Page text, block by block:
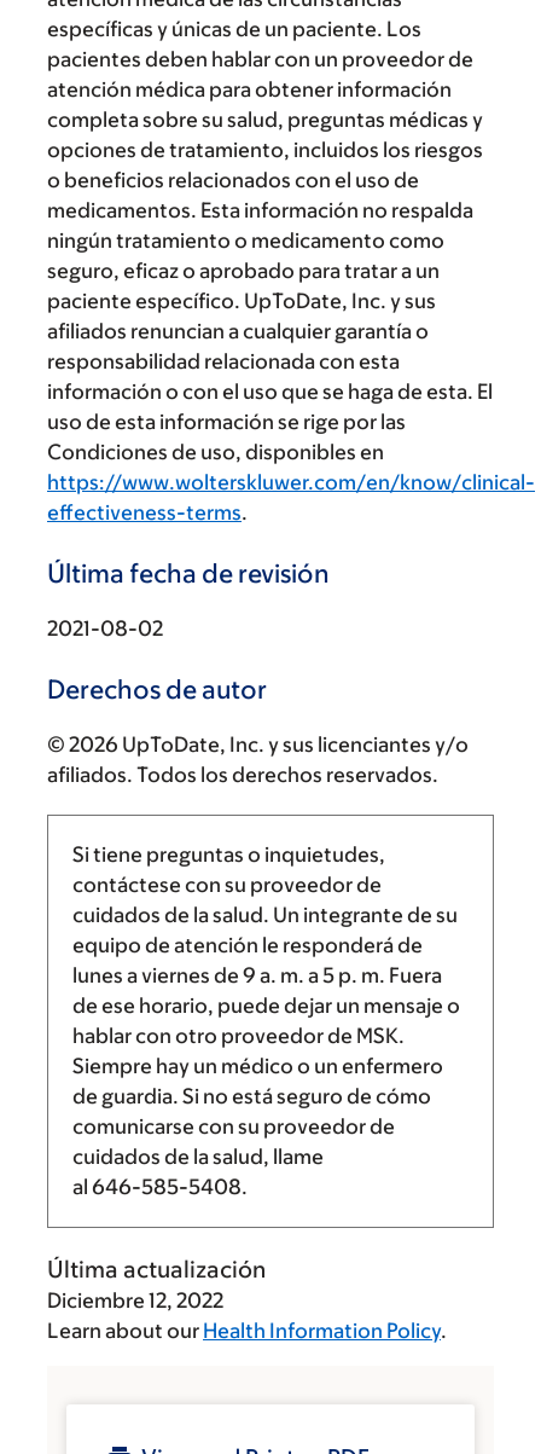
específicas y únicas de un paciente. Los
pacientes deben hablar con un proveedor de
atención médica para obtener información
completa sobre su salud, preguntas médicas y
opciones de tratamiento, incluidos los riesgos
o beneficios relacionados con el uso de
medicamentos. Esta información no respalda
ningún tratamiento o medicamento como
seguro, eficaz o aprobado para tratar a un
paciente específico. UpToDate, Inc. y sus
afiliados renuncian a cualquier garantía o
responsabilidad relacionada con esta
información o con el uso que se haga de esta. El
uso de esta información se rige por las
Condiciones de uso, disponibles en
https://www.wolterskluwer.com/en/know/clinical-
effectiveness-terms.
Última fecha de revisión
2021-08-02
Derechos de autor
© 2026 UpToDate, Inc. y sus licenciantes y/o
afiliados. Todos los derechos reservados.
Si tiene preguntas o inquietudes,
contáctese con su proveedor de
cuidados de la salud. Un integrante de su
equipo de atención le responderá de
lunes a viernes de 9 a. m. a5 p. m. Fuera
de ese horario, puede dejar un mensaje o
hablar con otro proveedor de MSK.
Siempre hay un médico o un enfermero
de guardia. Si no está seguro de cómo
comunicarse con su proveedor de
cuidados de la salud, llame
al 646-585-5408.
Última actualización
Diciembre 12, 2022
Learn about our Health Information Policy.